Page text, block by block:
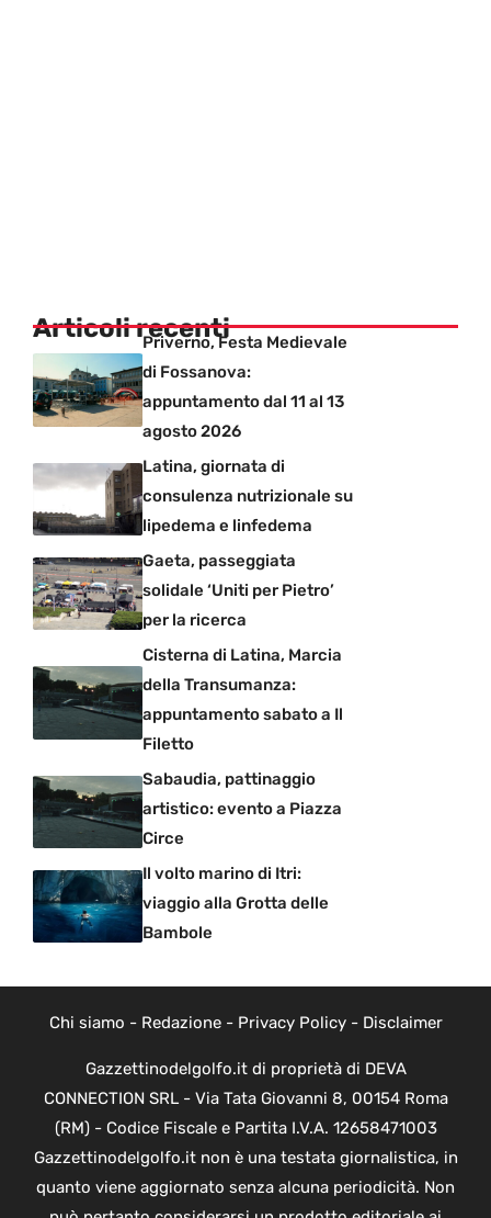
Articoli recentiPriverno, Festa Medievale
di Fossanova:
appuntamento dal 11 al 13
agosto 2026
Latina, giornata di
consulenza nutrizionale su
lipedema e linfedema
Gaeta, passeggiata
solidale ‘Uniti per Pietro’
per la ricerca
Cisterna di Latina, Marcia
della Transumanza:
appuntamento sabato a Il
Filetto
Sabaudia, pattinaggio
artistico: evento a Piazza
Circe
Il volto marino di Itri:
viaggio alla Grotta delle
Bambole
Chi siamo - Redazione- Privacy Policy- Disclaimer
Gazzettinodelgolfo.it di proprietà di DEVA
CONNECTION SRL - Via Tata Giovanni 8, 00154 Roma
(RM) - Codice Fiscale e Partita I.V.A. 12658471003
Gazzettinodelgolfo.it non è una testata giornalistica, in
quanto viene aggiornato senza alcuna periodicità. Non